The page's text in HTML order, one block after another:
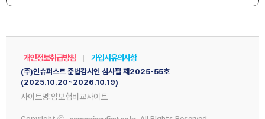
개인정보취급방침 가입시유의사항
(주)인슈퍼스트 준법감시인 심사필 제2025-55호
(2025.10.20~2026.10.19)
사이트명:암보험비교사이트